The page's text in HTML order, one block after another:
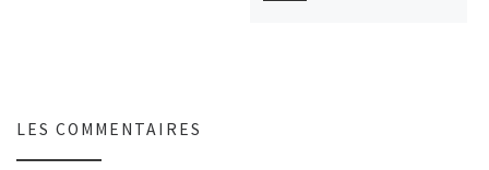
LES COMMENTAIRES